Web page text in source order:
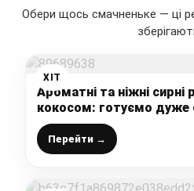
Обери щось смачненьке — ці
ХІТ
Ароматні та ніжні сирні
кокосом: готуємо дуже
чаю, яка сподобається
рецепт простий і
Перейти →